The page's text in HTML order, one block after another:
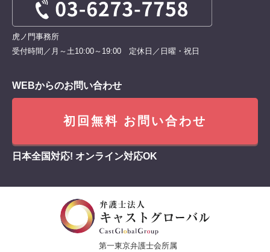
虎ノ門事務所
受付時間／月～土10:00～19:00 定休日／日曜・祝日
WEBからのお問い合わせ
初回無料 お問い合わせ
日本全国対応! オンライン対応OK
第一東京弁護士会所属